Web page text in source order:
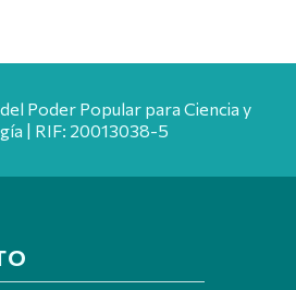
Poder Popular para Ciencia y
| RIF: 20013038-5